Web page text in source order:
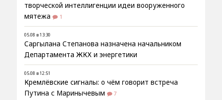
творческой интеллигенции идеи вооруженного
мятежа
1
05.08 в 13:30
Саргылана Степанова назначена начальником
Департамента ЖКХ и энергетики
05.08 в 12:51
Кремлёвские сигналы: о чём говорит встреча
Путина с Маринычевым
7